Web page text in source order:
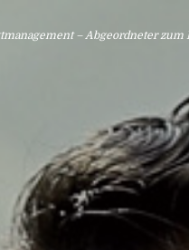
– Abgeordneter zum